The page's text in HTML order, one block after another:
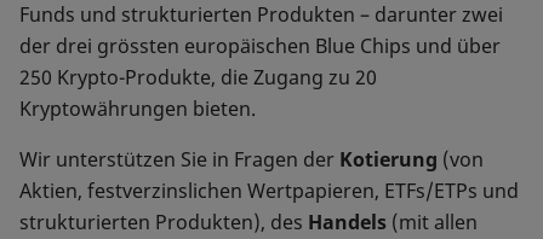
Funds und strukturierten Produkten – darunter zwei
der drei grössten europäischen Blue Chips und über
250 Krypto-Produkte, die Zugang zu 20
Kryptowährungen bieten.
Wir unterstützen Sie in Fragen der Kotierung (von
Aktien, festverzinslichen Wertpapieren, ETFs/ETPs und
strukturierten Produkten), des Handels (mit allen